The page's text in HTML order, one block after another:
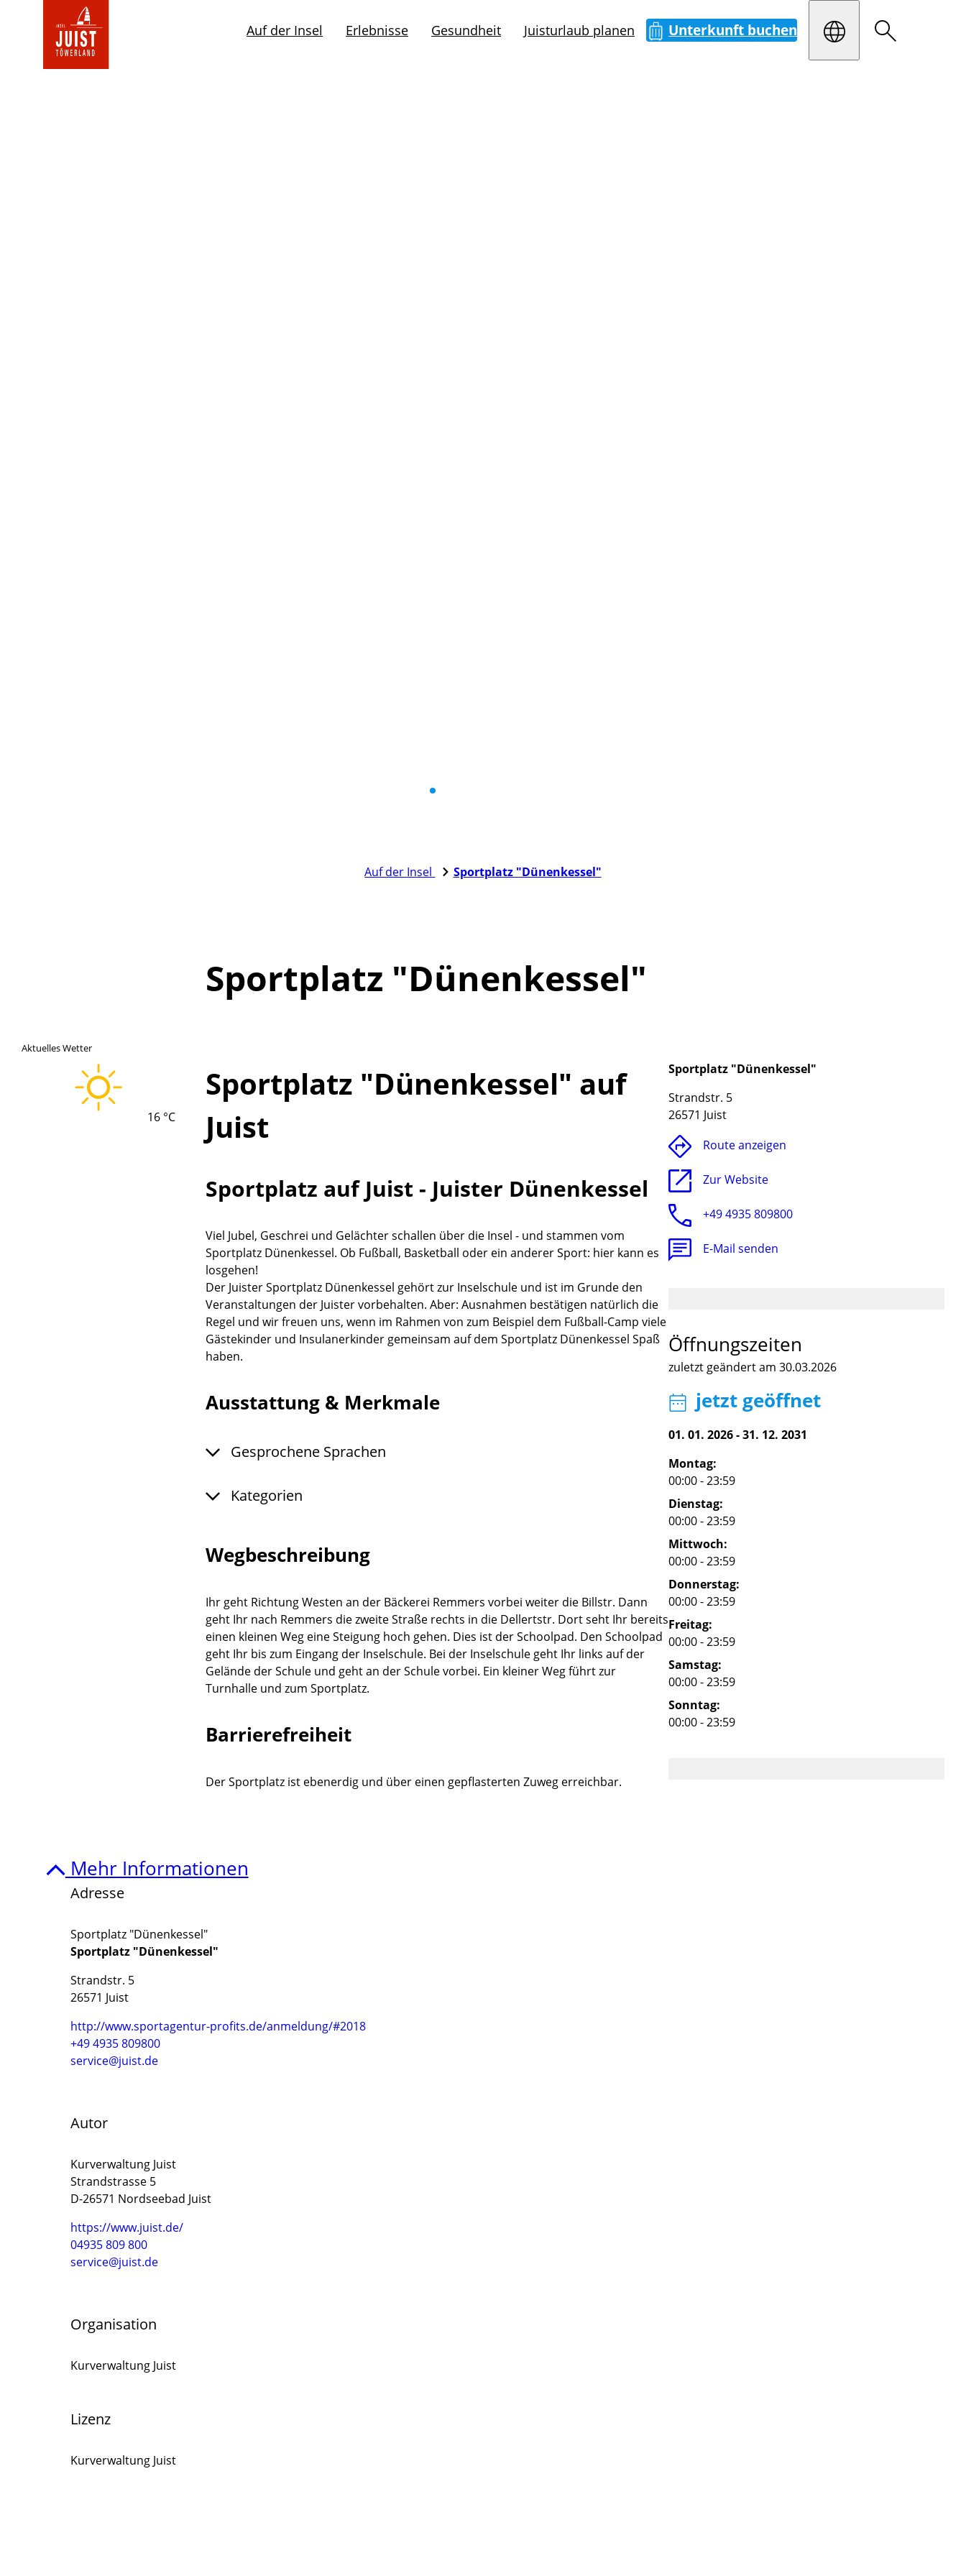
Startseite
Auf der Insel Erlebnisse Gesundheit Juisturlaub planen Unterkunft buchen
Auf der Insel Sportplatz "Dünenkessel"
Sportplatz "Dünenkessel"
Aktuelles Wetter
16 °C
Sportplatz "Dünenkessel" auf
Juist
Sportplatz auf Juist - Juister Dünenkessel
Viel Jubel, Geschrei und Gelächter schallen über die Insel - und stammen vom
Sportplatz Dünenkessel. Ob Fußball, Basketball oder ein anderer Sport: hier kann es
losgehen!
Der Juister Sportplatz Dünenkessel gehört zur Inselschule und ist im Grunde den
Veranstaltungen der Juister vorbehalten. Aber: Ausnahmen bestätigen natürlich die
Regel und wir freuen uns, wenn im Rahmen von zum Beispiel dem Fußball-Camp viele
Gästekinder und Insulanerkinder gemeinsam auf dem Sportplatz Dünenkessel Spaß
haben.
Ausstattung & Merkmale
Gesprochene Sprachen
Kategorien
Wegbeschreibung
Ihr geht Richtung Westen an der Bäckerei Remmers vorbei weiter die Billstr. Dann
geht Ihr nach Remmers die zweite Straße rechts in die Dellertstr. Dort seht Ihr bereits
einen kleinen Weg eine Steigung hoch gehen. Dies ist der Schoolpad. Den Schoolpad
geht Ihr bis zum Eingang der Inselschule. Bei der Inselschule geht Ihr links auf der
Gelände der Schule und geht an der Schule vorbei. Ein kleiner Weg führt zur
Turnhalle und zum Sportplatz.
Barrierefreiheit
Der Sportplatz ist ebenerdig und über einen gepflasterten Zuweg erreichbar.
Sportplatz "Dünenkessel"
Strandstr. 5
26571 Juist
Route anzeigen
Zur Website
+49 4935 809800
E-Mail senden
Öffnungszeiten
zuletzt geändert am 30.03.2026
jetzt geöffnet
01. 01. 2026-31. 12. 2031
Montag:
00:00 - 23:59
Dienstag:
00:00 - 23:59
Mittwoch:
00:00 - 23:59
Donnerstag:
00:00 - 23:59
Freitag:
00:00 - 23:59
Samstag:
00:00 - 23:59
Sonntag:
00:00 - 23:59
Mehr Informationen
Adresse
Sportplatz "Dünenkessel"
Sportplatz "Dünenkessel"
Strandstr. 5
26571 Juist
http://www.sportagentur-profits.de/anmeldung/#2018
+49 4935 809800
service@juist.de
Autor
Kurverwaltung Juist
Strandstrasse 5
D-26571 Nordseebad Juist
https://www.juist.de/
04935 809 800
service@juist.de
Organisation
Kurverwaltung Juist
Lizenz
Kurverwaltung Juist